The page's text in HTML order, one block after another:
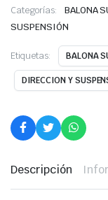
Categorías: BALONA
SUSPENSIÓN
Etiquetas: BALONA
DIRECCION Y
Descripción